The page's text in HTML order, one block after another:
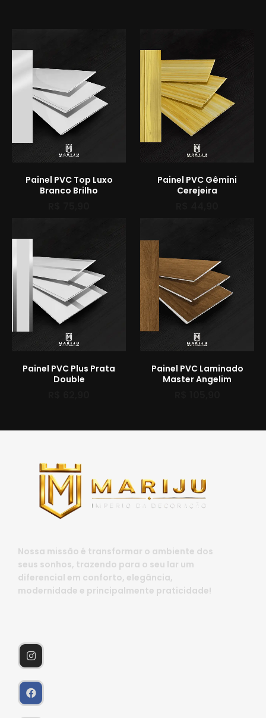
Painel PVC Top Luxo
Branco Brilho
Painel PVC Gêmini
Cerejeira
Painel PVC Plus Prata
Double
Painel PVC Laminado
Master Angelim
Nossa missão é transformar o ambiente dos
seus sonhos, trazendo para o seu lar um
diferencial em conforto, elegância,
modernidade e principalmente praticidade!